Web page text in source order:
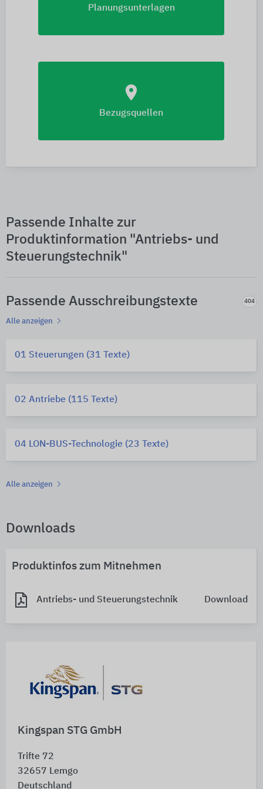
Kingspan STG GmbH
Trifte 72
32657 Lemgo
Deutschland
Planungsunterlagen
location_on
Bezugsquellen
Passende Inhalte zur
Produktinformation "Antriebs- und
Steuerungstechnik"
Passende Ausschreibungstexte 404
Alle anzeigen
01 Steuerungen (31 Texte)
02 Antriebe (115 Texte)
04 LON-BUS-Technologie (23 Texte)
Alle anzeigen
Downloads
Produktinfos zum Mitnehmen
Antriebs- und Steuerungstechnik Download